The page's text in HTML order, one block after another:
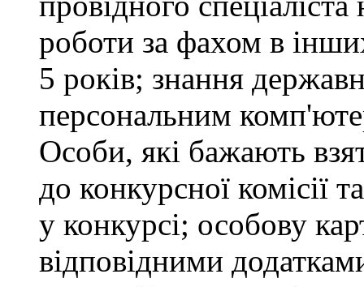
роботи за фахом в
5 років; знання
персональним
Особи, які бажають
до конкурсної комісії
у конкурсі; особову
відповідними